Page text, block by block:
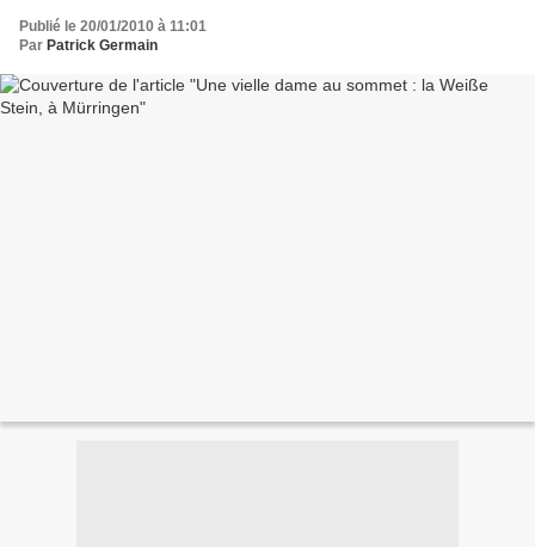
Publié le 20/01/2010 à 11:01
Par Patrick Germain